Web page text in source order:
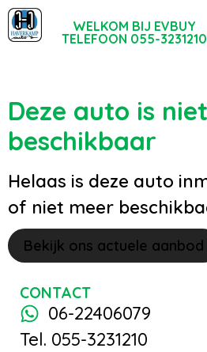
WELKOM BIJ EVBUY
TELEFOON 055-3231210
Deze auto is
beschikbaar
Helaas is deze auto
of niet meer
Bekijk ons actuele aanbod
CONTACT
06-22406079
Tel. 055-3231210